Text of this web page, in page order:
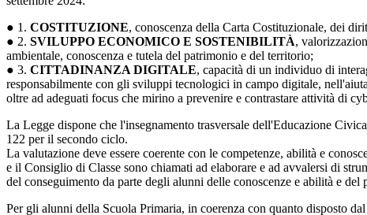
● 1. COSTITUZIONE, conoscenza della Carta Costituzionale, dei
● 2. SVILUPPO ECONOMICO E SOSTENIBILITÀ,
ambientale, conoscenza e tutela del patrimonio e del territorio;
● 3. CITTADINANZA DIGITALE, capacità di un individuo di
responsabilmente con gli sviluppi tecnologici in campo digitale,
oltre ad adeguati focus che mirino a prevenire e contrastare attività di
La Legge dispone che l'insegnamento trasversale dell'Educazione
122 per il secondo ciclo.
La valutazione deve essere coerente con le competenze, abilità e
e il Consiglio di Classe sono chiamati ad elaborare e ad avvalersi di
del conseguimento da parte degli alunni delle conoscenze e abilità e
Per gli alunni della Scuola Primaria, in coerenza con quanto disposto